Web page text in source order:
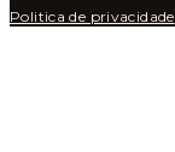
Politica de privacidade